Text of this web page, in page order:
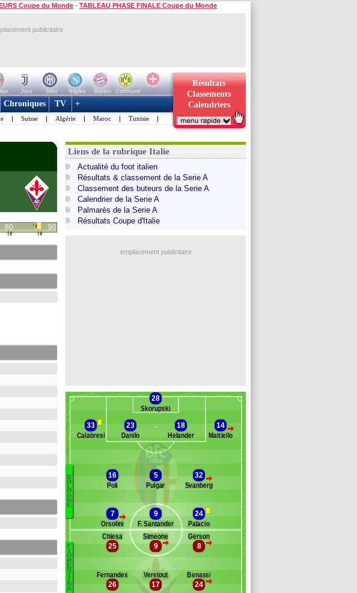
Coupe du Monde - TABLEAU PHASE FINALE Coupe du Monde
publicitaire
Juve Inter Naples Bayern
Dortmund
Résultats
Classements
Calendriers
Chroniques TV +
| Suisse | Algérie | Maroc | Tunisie |
80 90
Liens de la rubrique Italie
Actualité du foot italien
Résultats & classement de la Serie A
Classement des buteurs de la Serie A
Calendrier de la Serie A
Palmarès de la Serie A
Résultats Coupe d'Italie
emplacement publicitaire
Banc des remplaçants Bologne
Destro
Dijks
Dzemaili
Falcinelli
González
Krejci
Okwonkwo
B
O
L
O
G
N
E
Banc des remplaçants Fiorentina
Dabo
F
I
O
R
E
N
T
I
N
A
28
Skorupski
33
Calabresi
23
Danilo
18
Helander
>
14
Mattiello
16
Poli
5
Pulgar
>
32
Svanberg
>
7
Orsolini
9
F. Santander
24
Palacio
>
24
Benassi
17
Veretout
26
Fernandes
>
8
Gerson
>
9
Simeone
25
Chiesa